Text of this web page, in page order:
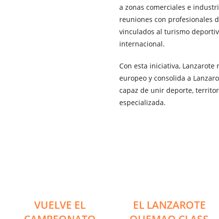
a zonas comerciales e
reuniones con profesionales
vinculados al turismo
internacional.
Con esta iniciativa,
europeo y consolida a
capaz de unir deporte,
especializada.
VUELVE EL
EL LANZAROTE